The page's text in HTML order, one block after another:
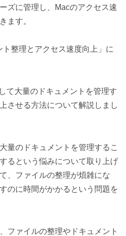
ズに管理し、Macのアクセス速
ます。
ト整理とアクセス速度向上」に
て大量のドキュメントを管理す
させる方法について解説しまし
量のドキュメントを管理するこ
るという悩みについて取り上げ
、ファイルの整理が煩雑にな
のに時間がかかるという問題を
ファイルの整理やドキュメント